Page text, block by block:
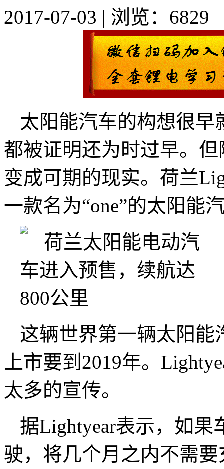
2017-07-03 | 浏览：6829
太阳能汽车的构想很
都被证明还为时过早。
变成可期的现实。荷兰
一款名为“one”的太阳能
这辆世界第一辆太阳能
上市要到2019年。
太多的宣传。
据Lightyear表示，如
驶，将几个月之内不需